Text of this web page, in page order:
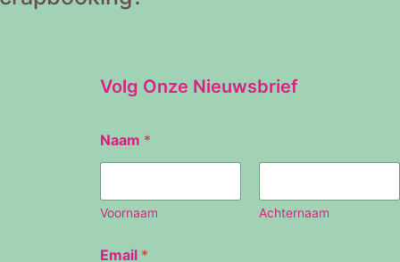
Volg Onze Nieuwsbrief
m
a
l
N
a
Naam *
Voornaam Achternaam
Email *